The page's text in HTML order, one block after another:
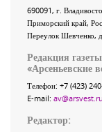
690091, г.
Приморский край,
Переулок Шевченко,
Редакция газеты
«Арсеньевские
Телефон: +7 (423)
E-mail: av@arsvest.ru
Редактор: